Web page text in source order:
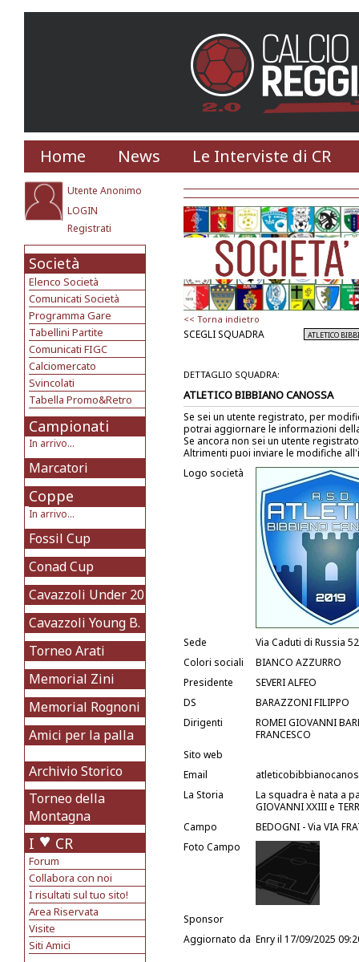
Home News Le Interviste di CR
Utente Anonimo
LOGIN
Registrati
Società
Elenco Società
Comunicati Società
Programma Gare
Tabellini Partite
Comunicati FIGC
Calciomercato
Svincolati
Tabella Promo&Retro
Campionati
In arrivo...
Marcatori
Coppe
In arrivo...
Fossil Cup
Conad Cup
Cavazzoli Under 20
Cavazzoli Young B.
Torneo Arati
Memorial Zini
Memorial Rognoni
Amici per la palla
Archivio Storico
Torneo della
Montagna
I CR
Forum
Collabora con noi
I risultati sul tuo sito!
Area Riservata
Visite
Siti Amici
<< Torna indietro
SCEGLI SQUADRA
DETTAGLIO SQUADRA:
ATLETICO BIBBIANO CANOSSA
Se sei un utente registrato, per
potrai aggiornare le informazioni
Se ancora non sei un utente
Altrimenti puoi inviare le modifiche
Logo società
Sede
Via Caduti di Russia
Colori sociali
BIANCO AZZURRO
Presidente
SEVERI ALFEO
DS
BARAZZONI FILIPPO
Dirigenti
ROMEI GIOVANNI
FRANCESCO
Sito web
Email
La Storia
La squadra è nata a
GIOVANNI XXIII e
Campo
BEDOGNI - Via VIA
Foto Campo
Sponsor
Aggiornato da Enryil 17/09/2025